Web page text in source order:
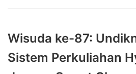
Wisuda ke-87:
Sistem Perkuliahan